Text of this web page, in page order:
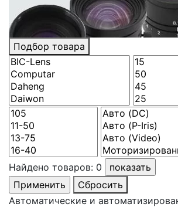
Подбор товара
Найдено товаров: 0
Сбросить
Автоматические и